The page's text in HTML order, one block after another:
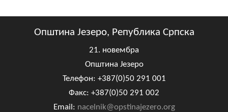
Замјеник начелника
Извјештај о раду начелника
СКУПШТИНА
Општина Језеро, Република Српска
21. новембра
Општина Језеро
Телефон: +387(0)50 291 001
Факс: +387(0)50 291 002
Email: nacelnik@opstinajezero.org